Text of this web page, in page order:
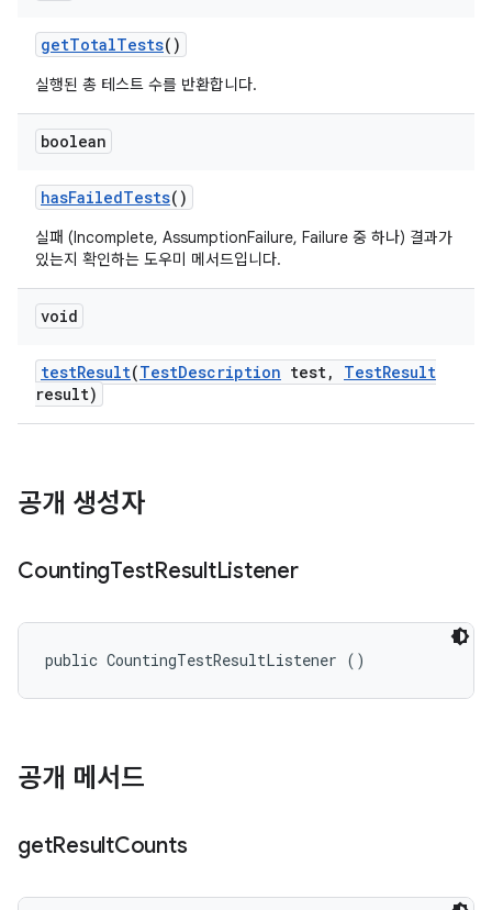
getTotalTests()
실행된 총 테스트 수를 반환합니다.
boolean
hasFailedTests()
실패 (Incomplete, AssumptionFailure, Failure 중 하나) 결과가
있는지 확인하는 도우미 메서드입니다.
void
testResult(TestDescription test, TestResult
result)
공개 생성자
CountingTestResultListener
public CountingTestResultListener ()
공개 메서드
getResultCounts